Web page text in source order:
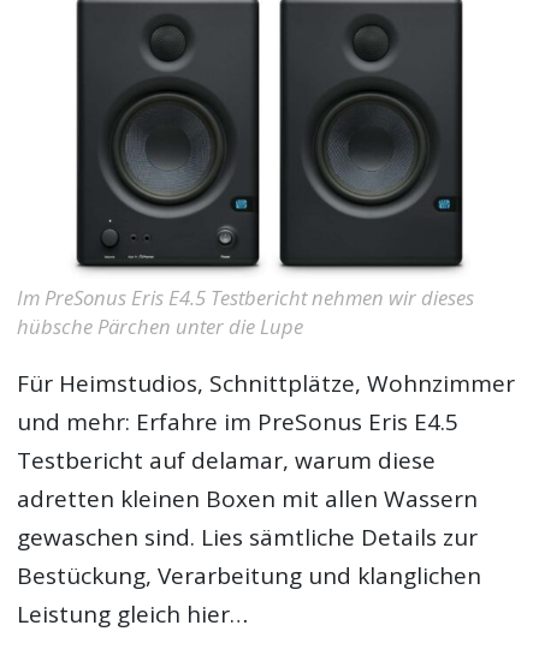
Im PreSonus Eris E4.5 Testbericht nehmen wir dieses
hübsche Pärchen unter die Lupe
Für Heimstudios, Schnittplätze, Wohnzimmer
und mehr: Erfahre im PreSonus Eris E4.5
Testbericht auf delamar, warum diese
adretten kleinen Boxen mit allen Wassern
gewaschen sind. Lies sämtliche Details zur
Bestückung, Verarbeitung und klanglichen
Leistung gleich hier…